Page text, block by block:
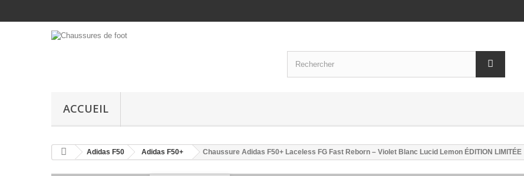
ACCUEIL
Adidas F50 Adidas F50+ Chaussure Adidas F50+ Laceless FG Fast Reborn – Violet Blanc Lucid Lemon ÉDITION LIMITÉE